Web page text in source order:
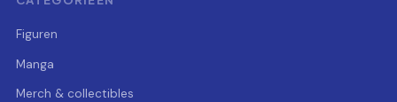
Figuren
Manga
Merch & collectibles